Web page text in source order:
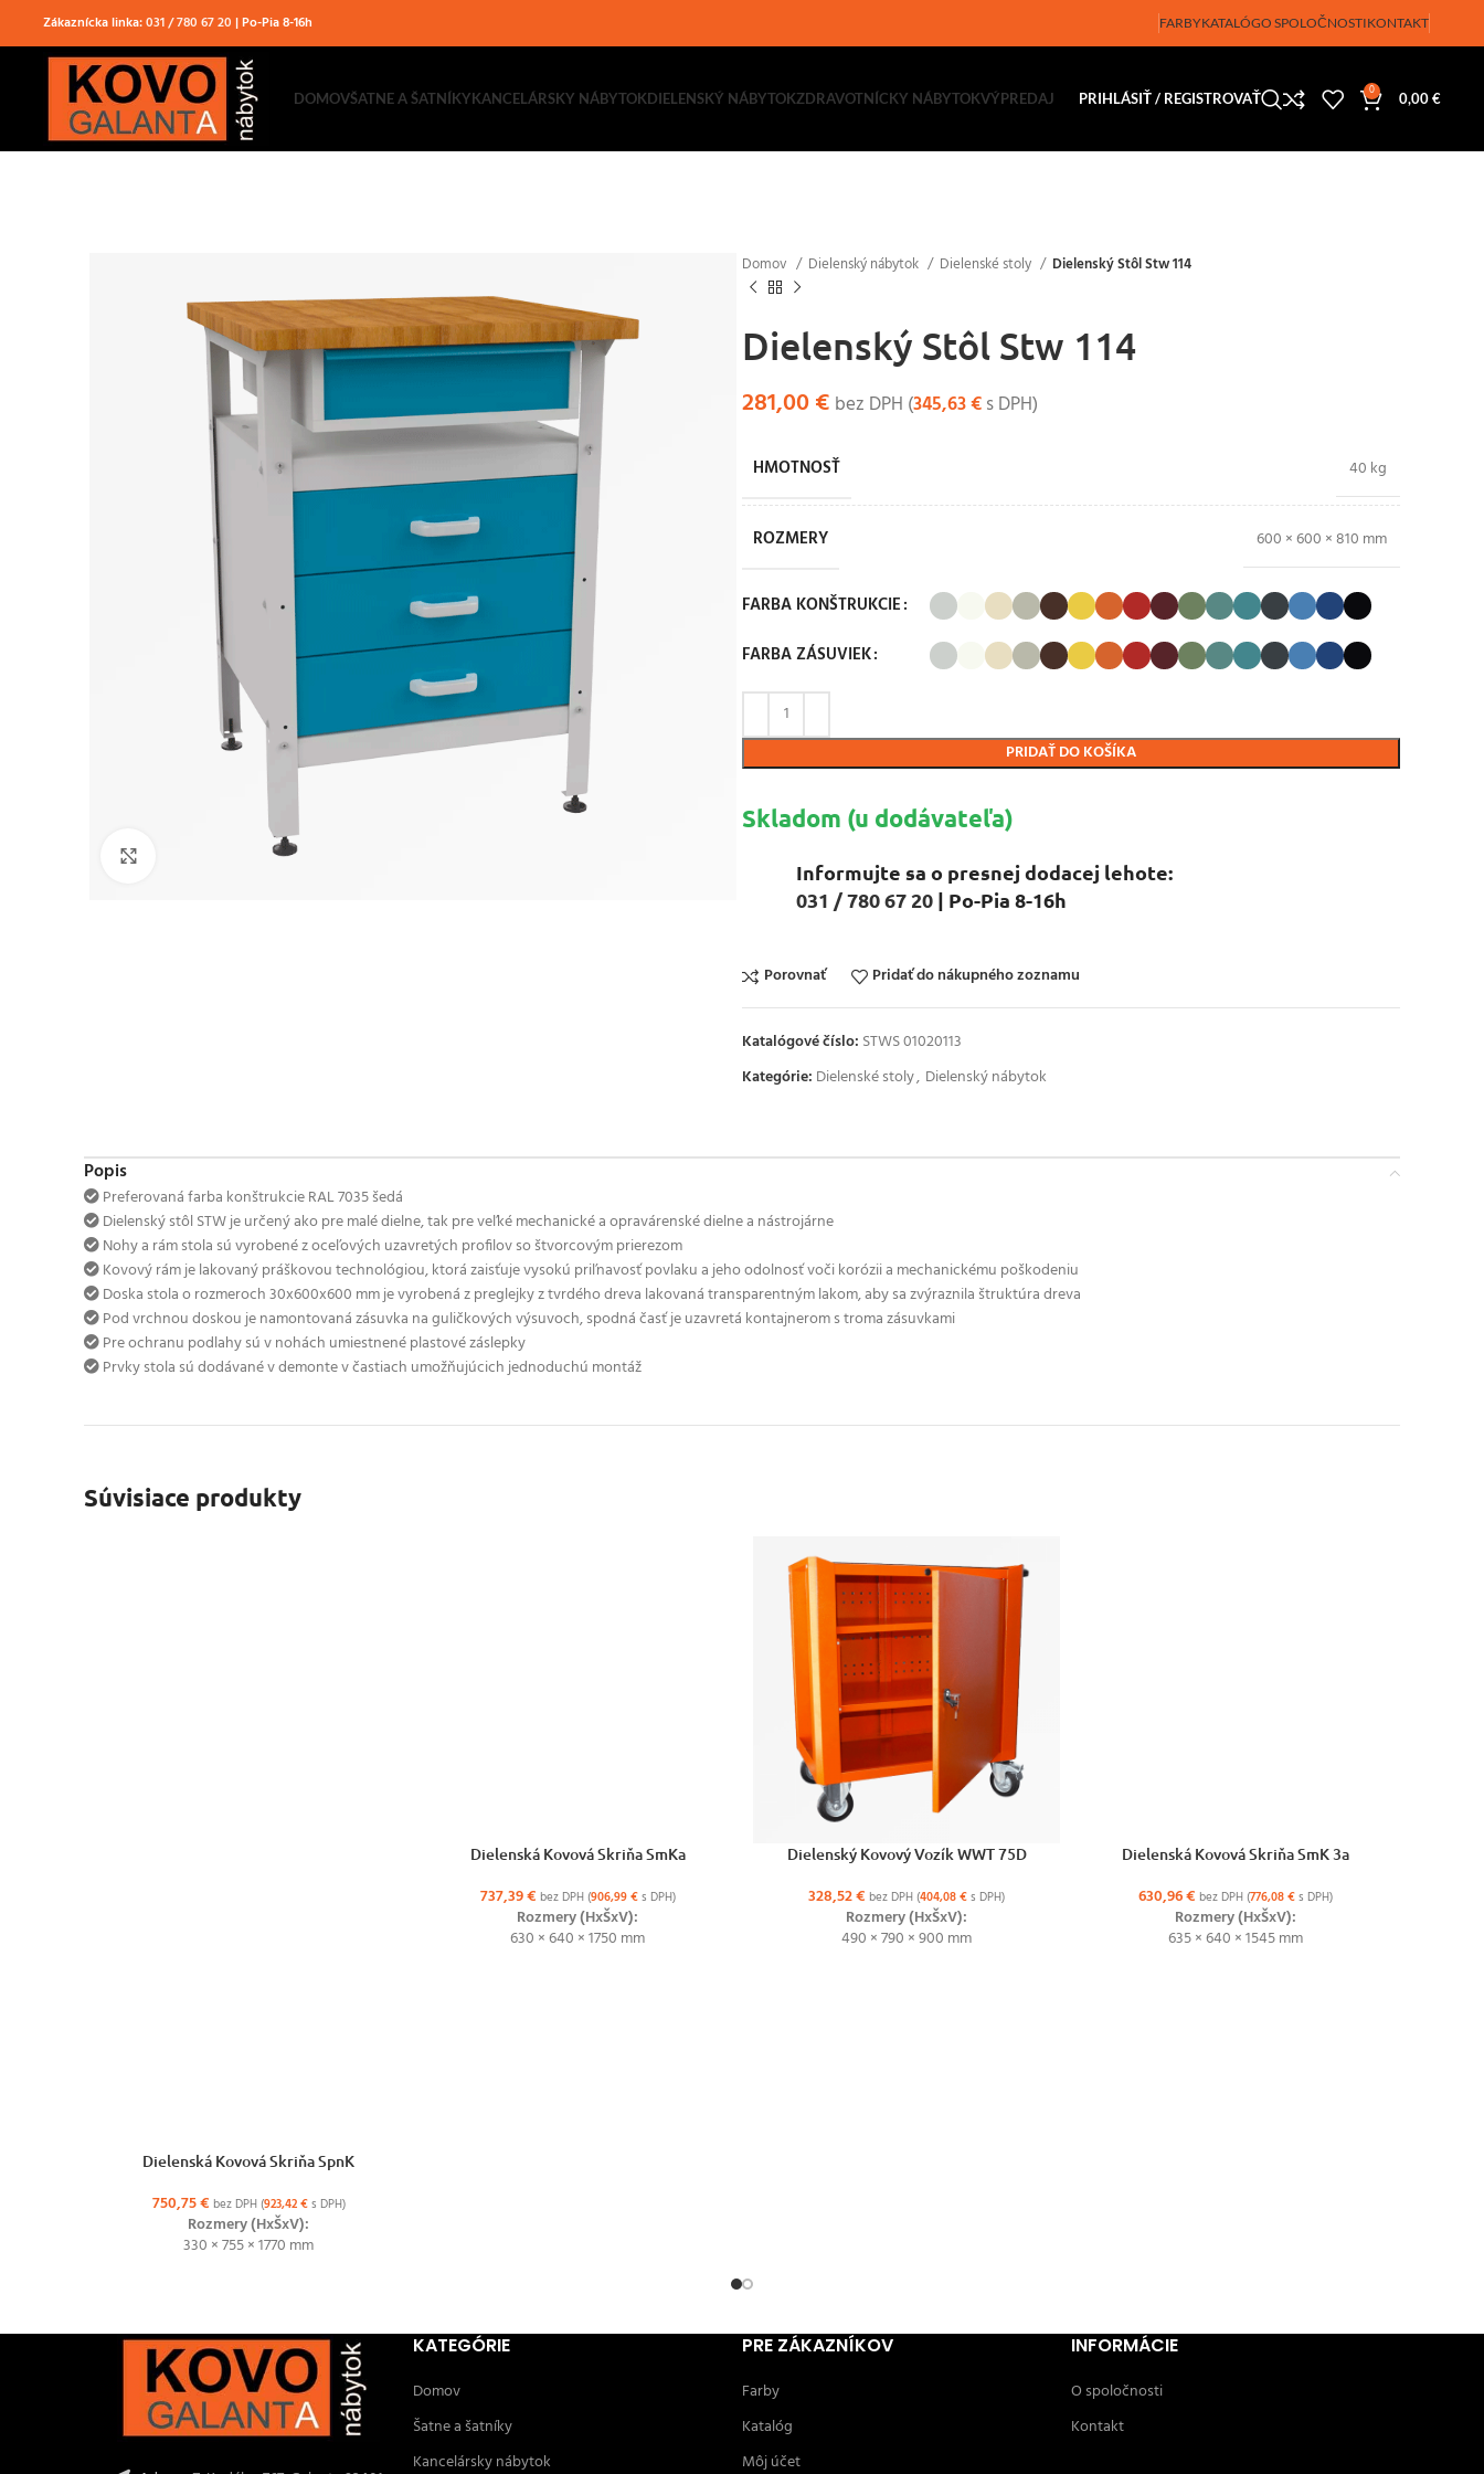
Zákaznícka linka:031 / 780 67 20 | Po-Pia 8-16h FARBYKATALÓGO SPOLOČNOSTIKONTAKT
DOMOVŠATNE A ŠATNÍKYKANCELÁRSKY NÁBYTOKDIELENSKÝ NÁBYTOKZDRAVOTNÍCKY NÁBYTOKVÝPREDAJ PRIHLÁSIŤ / REGISTROVAŤ 0 0,00€
Klikni pre zväčšenie
Domov Dielenský nábytok Dielenské stoly Dielenský Stôl Stw 114
Dielenský Stôl Stw 114
281,00€ bez DPH (345,63€s DPH)
HMOTNOSŤ 40 kg
ROZMERY 600 × 600 × 810 mm
FARBA KONŠTRUKCIE
FARBA ZÁSUVIEK
PRIDAŤ DO KOŠÍKA
Skladom (u dodávateľa)
Informujte sa o presnej dodacej lehote:
031 / 780 67 20 | Po-Pia 8-16h
Porovnať Pridať do nákupného zoznamu
Katalógové číslo: STWS 01020113
Kategórie: Dielenské stoly, Dielenský nábytok
Popis
Preferovaná farba konštrukcie RAL 7035 šedá
Dielenský stôl STW je určený ako pre malé dielne, tak pre veľké mechanické a opravárenské dielne a nástrojárne
Nohy a rám stola sú vyrobené z oceľových uzavretých profilov so štvorcovým prierezom
Kovový rám je lakovaný práškovou technológiou, ktorá zaisťuje vysokú priľnavosť povlaku a jeho odolnosť voči korózii a mechanickému poškodeniu
Doska stola o rozmeroch 30x600x600 mm je vyrobená z preglejky z tvrdého dreva lakovaná transparentným lakom, aby sa zvýraznila štruktúra dreva
Pod vrchnou doskou je namontovaná zásuvka na guličkových výsuvoch, spodná časť je uzavretá kontajnerom s troma zásuvkami
Pre ochranu podlahy sú v nohách umiestnené plastové záslepky
Prvky stola sú dodávané v demonte v častiach umožňujúcich jednoduchú montáž
Súvisiace produkty
VÝBER MOŽNOSTÍ
Dielenská Kovová Skriňa SpnK
750,75€ bez DPH (923,42€s DPH)
Rozmery (HxŠxV):
330 × 755 × 1770 mm
VÝBER MOŽNOSTÍ
Dielenská Kovová Skriňa SmKa
737,39€ bez DPH (906,99€s DPH)
Rozmery (HxŠxV):
630 × 640 × 1750 mm
VÝBER MOŽNOSTÍ
Dielenský Kovový Vozík WWT 75D
328,52€ bez DPH (404,08€s DPH)
Rozmery (HxŠxV):
490 × 790 × 900 mm
VÝBER MOŽNOSTÍ
Dielenská Kovová Skriňa SmK 3a
630,96€ bez DPH (776,08€s DPH)
Rozmery (HxŠxV):
635 × 640 × 1545 mm
KATEGÓRIE
Domov
Šatne a šatníky
Kancelársky nábytok
PRE ZÁKAZNÍKOV
Farby
Katalóg
Môj účet
INFORMÁCIE
O spoločnosti
Kontakt